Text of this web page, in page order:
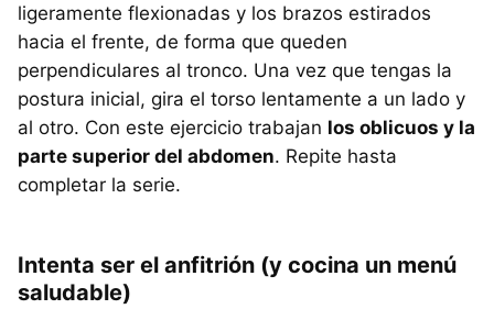
ligeramente flexionadas y los brazos estirados
hacia el frente, de forma que queden
perpendiculares al tronco. Una vez que tengas la
postura inicial, gira el torso lentamente a un lado y
al otro. Con este ejercicio trabajan los oblicuos y la
parte superior del abdomen. Repite hasta
completar la serie.
Intenta ser el anfitrión (y cocina un menú
saludable)